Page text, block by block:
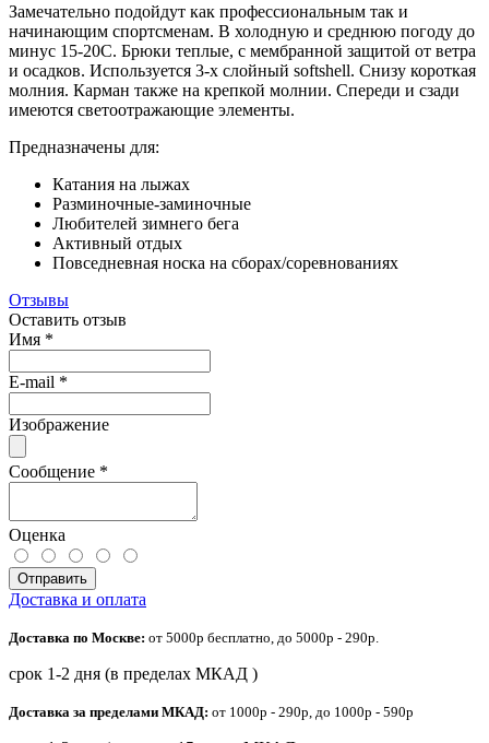
Замечательно подойдут как профессиональным так и
начинающим спортсменам. В холодную и среднюю погоду до
минус 15-20С. Брюки теплые, с мембранной защитой от ветра
и осадков. Используется 3-х слойный softshell. Снизу короткая
молния. Карман также на крепкой молнии. Спереди и сзади
имеются светоотражающие элементы.
Предназначены для:
Катания на лыжах
Разминочные-заминочные
Любителей зимнего бега
Активный отдых
Повседневная носка на сборах/соревнованиях
Отзывы
Оставить отзыв
Имя *
E-mail *
Изображение
Сообщение *
Оценка
Отправить
Доставка и оплата
Доставка по Москве: от 5000р бесплатно, до 5000р - 290р.
срок 1-2 дня (в пределах МКАД )
Доставка за пределами МКАД: от 1000р - 290р, до 1000р - 590р